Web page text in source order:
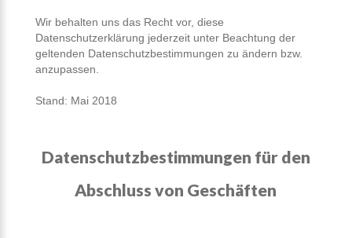
Wir behalten uns das Recht vor, diese
Datenschutzerklärung jederzeit unter Beachtung der
geltenden Datenschutzbestimmungen zu ändern bzw.
anzupassen.
Stand: Mai 2018
Datenschutzbestimmungen für den
Abschluss von Geschäften